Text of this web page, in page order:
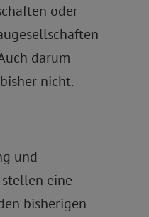
oder
darum
nicht.
und
eine
bisherigen